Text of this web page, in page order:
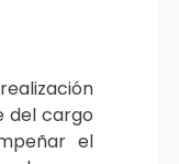
del cargo
el